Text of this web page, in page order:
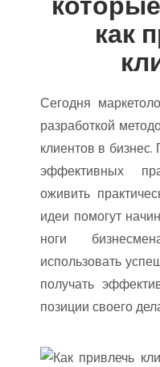
как
Сегодня
разработкой
клиентов в
эффективных
оживить
идеи помогут
ноги
использовать
получать
позиции своего